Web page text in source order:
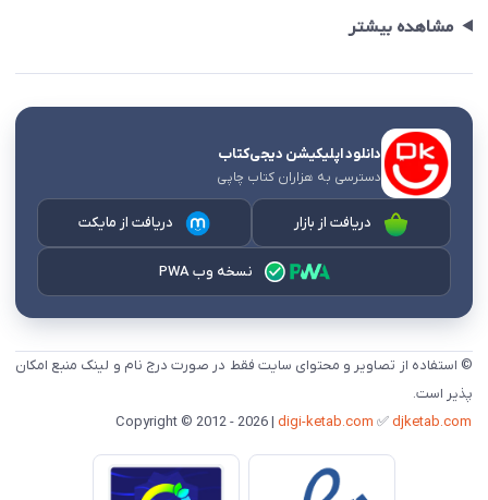
مشاهده بیشتر
دانلود اپلیکیشن دیجی‌کتاب
دسترسی به هزاران کتاب چاپی
دریافت از بازار دریافت از مایکت
نسخه وب PWA
© استفاده از تصاویر و محتوای سایت فقط در صورت درج نام و لینک منبع امکان
پذیر است.
digi-ketab.com ✅djketab.com